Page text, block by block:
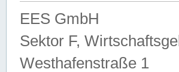
EES GmbH
Sektor F,
Westhafenstraße 1